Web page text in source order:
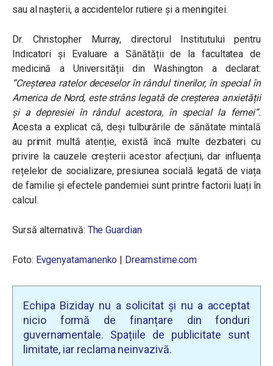
sau al nașterii, a accidentelor rutiere și a meningitei.
Dr. Christopher Murray, directorul Institutului pentru
Indicatori și Evaluare a Sănătății de la facultatea de
medicină a Universității din Washington a declarat:
“Creșterea ratelor deceselor în rândul tinerilor, în special în
America de Nord, este strâns legată de creșterea anxietății
și a depresiei în rândul acestora, în special la femei”.
Acesta a explicat că, deși tulburările de sănătate mintală
au primit multă atenție, există încă multe dezbateri cu
privire la cauzele creșterii acestor afecțiuni, dar influența
rețelelor de socializare, presiunea socială legată de viața
de familie și efectele pandemiei sunt printre factorii luați în
calcul.
Sursă alternativă: The Guardian
Foto: Evgenyatamanenko | Dreamstime.com
Echipa Biziday nu a solicitat și nu a acceptat
nicio formă de finanțare din fonduri
guvernamentale. Spațiile de publicitate sunt
limitate, iar reclama neinvazivă.